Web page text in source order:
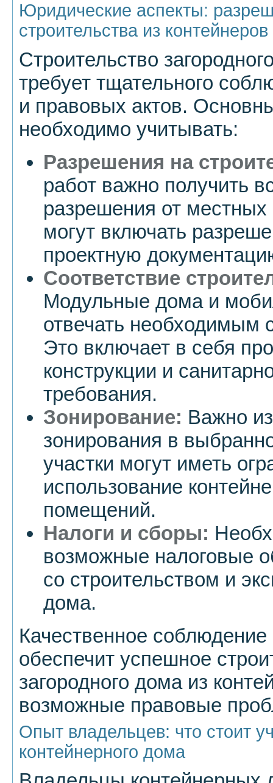
Юридические аспекты:
строительства из контейнеров
Строительство
требует тщательного
и правовых актов.
необходимо учитывать:
Разрешения на
работ важно получить
разрешения от
могут включать
проектную
Соответствие
Модульные дома и
отвечать необходимым
Это включает в себя
конструкции и
требования.
Зонирование: Важно
зонирования в
участки могут иметь
использование
помещений.
Налоги и сборы:
возможные налоговые
со строительством и
дома.
Качественное
обеспечит успешное
загородного дома из
возможные правовые
Опыт владельцев: что стоит
контейнерного дома